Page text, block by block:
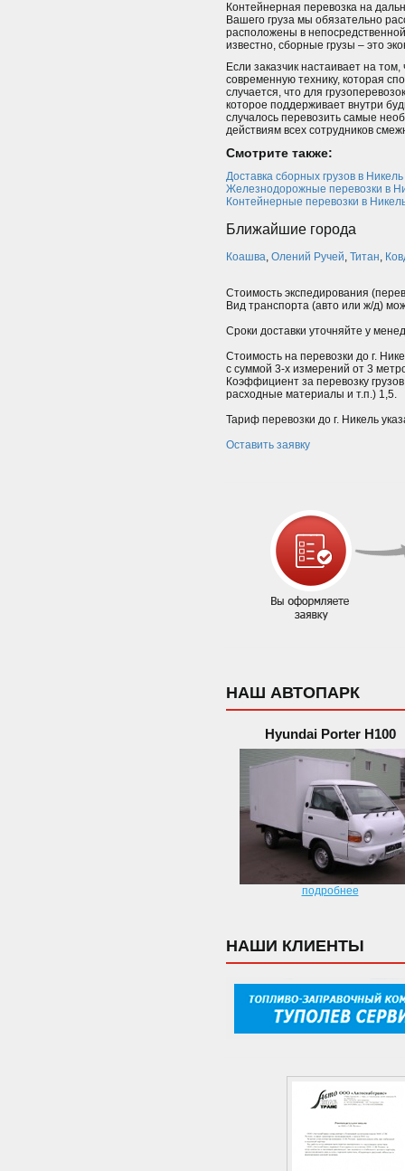
Контейнерная перевозка на
Вашего груза мы обязательно
расположены в
известно, сборные грузы – это
Если заказчик настаивает на
современную технику, которая
случается, что для
которое поддерживает внутри
случалось перевозить самые
действиям всех сотрудников
Смотрите также:
Доставка сборных грузов в Никель
Железнодорожные перевозки в
Контейнерные перевозки в
Ближайшие города
Коашва, Олений Ручей, Титан,
Стоимость экспедирования
Вид транспорта (авто или ж/д)
Сроки доставки уточняйте у
Стоимость на перевозки до г.
с суммой 3-х измерений от 3
Коэффициент за перевозку
расходные материалы и т.п.) 1,5.
Тариф перевозки до г. Никель
Оставить заявку
НАШ АВТОПАРК
Hyundai Porter H100
подробнее
НАШИ КЛИЕНТЫ